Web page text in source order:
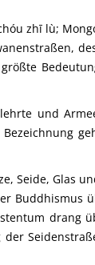
zhī lù;
und
Seide, Glas
Buddhismus
drang